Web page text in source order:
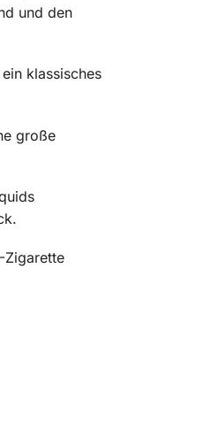
und den
klassisches
große
Zigarette